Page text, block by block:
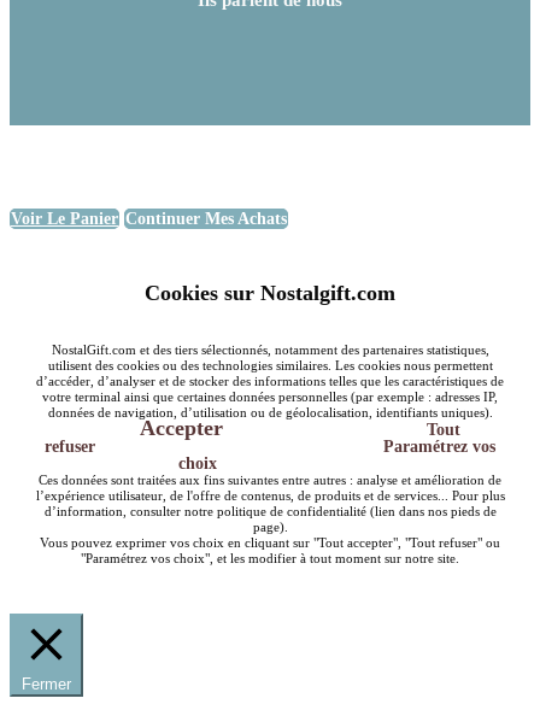
Voir Le Panier Continuer Mes Achats
Cookies sur Nostalgift.com
NostalGift.com et des tiers sélectionnés, notamment des partenaires statistiques,
utilisent des cookies ou des technologies similaires. Les cookies nous permettent
d’accéder, d’analyser et de stocker des informations telles que les caractéristiques de
votre terminal ainsi que certaines données personnelles (par exemple : adresses IP,
données de navigation, d’utilisation ou de géolocalisation, identifiants uniques).
Accepter
Tout
refuser
Paramétrez vos
choix
Ces données sont traitées aux fins suivantes entre autres : analyse et amélioration de
l’expérience utilisateur, de l'offre de contenus, de produits et de services... Pour plus
d’information, consulter notre politique de confidentialité (lien dans nos pieds de
page).
Vous pouvez exprimer vos choix en cliquant sur "Tout accepter", "Tout refuser" ou
"Paramétrez vos choix", et les modifier à tout moment sur notre site.
Fermer